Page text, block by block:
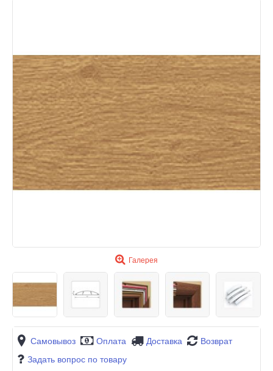
Галерея
Самовывоз Оплата Доставка
Возврат
Задать вопрос по товару